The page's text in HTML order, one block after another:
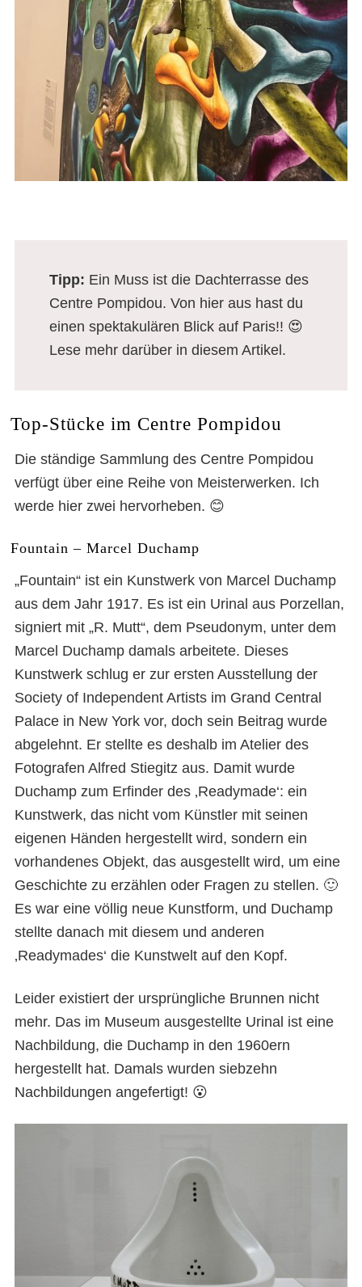
Tipp: Ein Muss ist die Dachterrasse des
Centre Pompidou. Von hier aus hast du
einen spektakulären Blick auf Paris!! 😍
Lese mehr darüber in diesem Artikel.
Top-Stücke im Centre Pompidou
Die ständige Sammlung des Centre Pompidou
verfügt über eine Reihe von Meisterwerken. Ich
werde hier zwei hervorheben. 😊
Fountain – Marcel Duchamp
„Fountain“ ist ein Kunstwerk von Marcel Duchamp
aus dem Jahr 1917. Es ist ein Urinal aus Porzellan,
signiert mit „R. Mutt“, dem Pseudonym, unter dem
Marcel Duchamp damals arbeitete. Dieses
Kunstwerk schlug er zur ersten Ausstellung der
Society of Independent Artists im Grand Central
Palace in New York vor, doch sein Beitrag wurde
abgelehnt. Er stellte es deshalb im Atelier des
Fotografen Alfred Stiegitz aus. Damit wurde
Duchamp zum Erfinder des ‚Readymade‘: ein
Kunstwerk, das nicht vom Künstler mit seinen
eigenen Händen hergestellt wird, sondern ein
vorhandenes Objekt, das ausgestellt wird, um eine
Geschichte zu erzählen oder Fragen zu stellen. 🙂
Es war eine völlig neue Kunstform, und Duchamp
stellte danach mit diesem und anderen
‚Readymades‘ die Kunstwelt auf den Kopf.
Leider existiert der ursprüngliche Brunnen nicht
mehr. Das im Museum ausgestellte Urinal ist eine
Nachbildung, die Duchamp in den 1960ern
hergestellt hat. Damals wurden siebzehn
Nachbildungen angefertigt! 😮